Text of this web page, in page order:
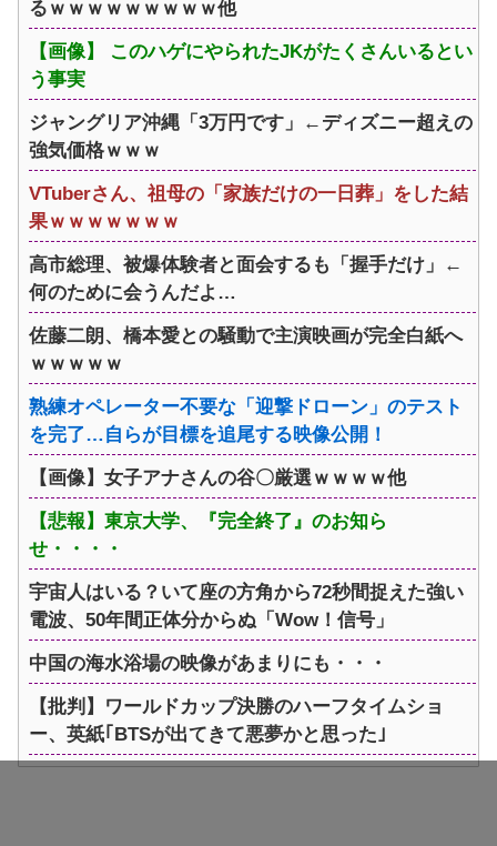
るｗｗｗｗｗｗｗｗｗ他
【画像】 このハゲにやられたJKがたくさんいるとい
う事実
ジャングリア沖縄「3万円です」←ディズニー超えの
強気価格ｗｗｗ
VTuberさん、祖母の「家族だけの一日葬」をした結
果ｗｗｗｗｗｗｗ
高市総理、被爆体験者と面会するも「握手だけ」←
何のために会うんだよ…
佐藤二朗、橋本愛との騒動で主演映画が完全白紙へ
ｗｗｗｗｗ
熟練オペレーター不要な「迎撃ドローン」のテスト
を完了…自らが目標を追尾する映像公開！
【画像】女子アナさんの谷〇厳選ｗｗｗｗ他
【悲報】東京大学、『完全終了』のお知ら
せ・・・・
宇宙人はいる？いて座の方角から72秒間捉えた強い
電波、50年間正体分からぬ「Wow！信号」
中国の海水浴場の映像があまりにも・・・
【批判】ワールドカップ決勝のハーフタイムショ
ー、英紙｢BTSが出てきて悪夢かと思った｣